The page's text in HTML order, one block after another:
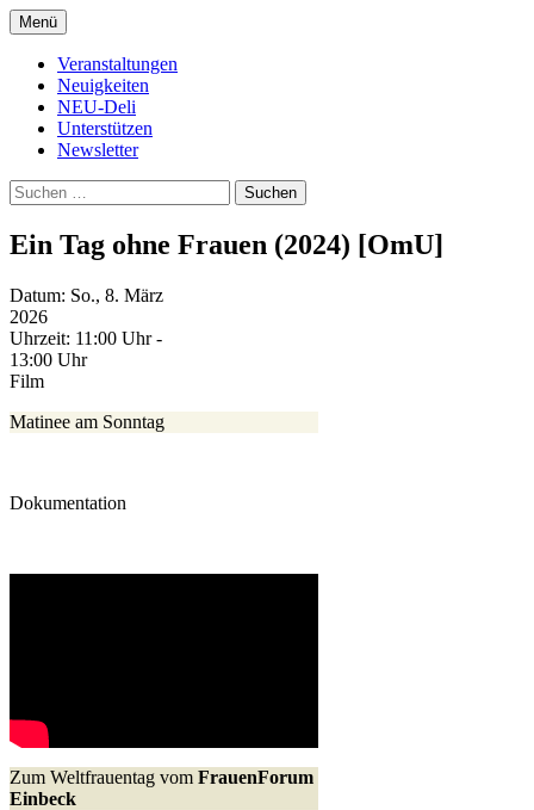
Zum
Inhalt
springen
NeuDeli Einbeck
Menü
Veranstaltungen
Neuigkeiten
NEU-Deli
Unterstützen
Newsletter
Suchen
nach:
Ein Tag ohne Frauen (2024) [OmU]
Datum: So., 8. März
2026
Uhrzeit: 11:00 Uhr -
13:00 Uhr
Film
Matinee am Sonntag
Dokumentation
Zum Weltfrauentag vom FrauenForum
Einbeck